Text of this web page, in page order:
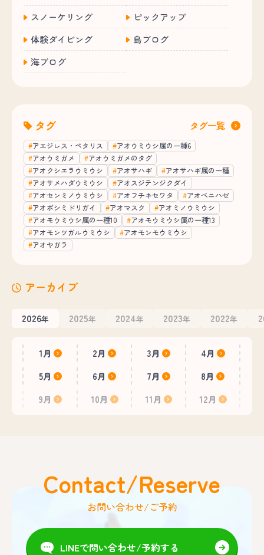
スノーケリング
ピックアップ
体験ダイビング
島ブログ
海ブログ
タグ タグ一覧
アエジレス・ペタリス
アオウミウシ属の一種6
アオウミガメ
アオウミガメのタグ
アオクシエラウミウシ
アオサハギ
アオサハギ属の一種
アオサメハダウミウシ
アオスジテンジクダイ
アオセンミノウミウシ
アオフチキセワタ
アオベニハゼ
アオボシミドリガイ
アオマスク
アオミノウミウシ
アオモウミウシ属の一種10
アオモウミウシ属の一種13
アオモンツガルウミウシ
アオモンモウミウシ
アオヤガラ
アーカイブ
2026年 2025年 2024年 2023年 2022年
1月 2月 3月
4月
5月
6月 7月
8月
9月
10月 11月 12月
Contact/Reserve
お問い合わせ/ご予約
LINEで問い合わせ/予約する